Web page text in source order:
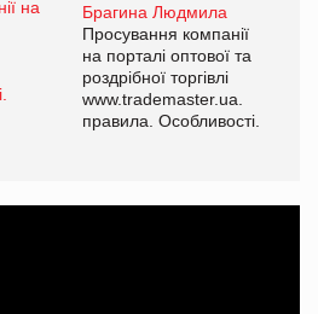
Брагина Людмила
Просування компанії
на порталі оптової та
роздрібної торгівлі
www.trademaster.ua.
правила. Особливості.